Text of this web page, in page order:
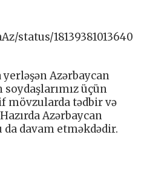
status/18139381013640
Azərbaycan
soydaşlarımız üçün
mövzularda tədbir və
Azərbaycan
davam etməkdədir.